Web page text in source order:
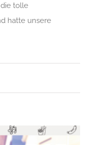
tolle
hatte unsere